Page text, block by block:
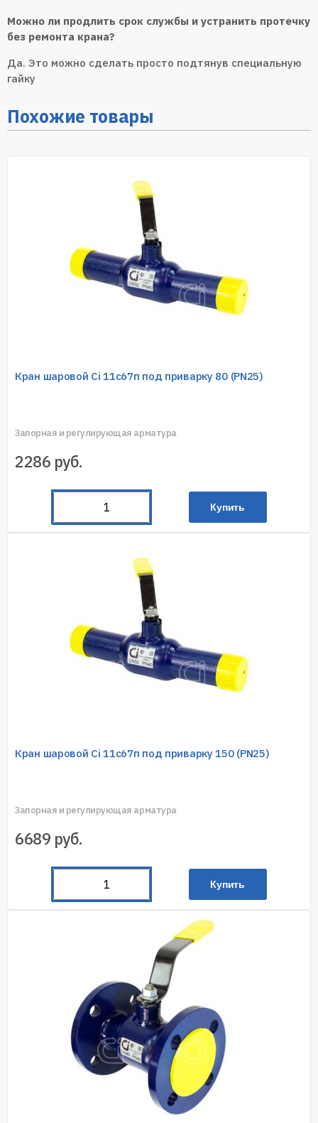
Можно ли продлить срок службы и устранить протечку
без ремонта крана?
Да. Это можно сделать просто подтянув специальную
гайку
Похожие товары
Кран шаровой Ci 11с67п под приварку 80 (PN25)
Запорная и регулирующая арматура
2286 руб.
Купить
Кран шаровой Ci 11с67п под приварку 150 (PN25)
Запорная и регулирующая арматура
6689 руб.
Купить